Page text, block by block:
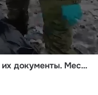
Останки пленных украинских солдат и их документы. Место крушения Ил-76. Видео СК